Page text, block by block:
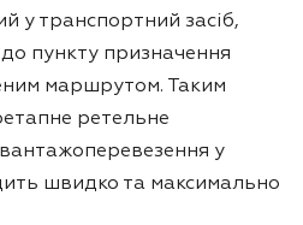
у транспортний засіб,
пункту призначення
маршрутом. Таким
ретельне
у
швидко та максимально